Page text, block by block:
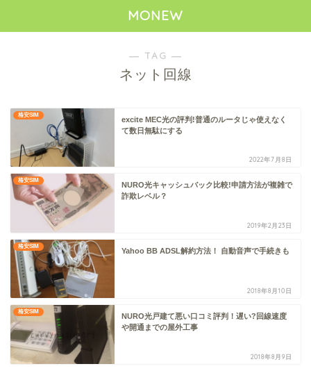
MONEW
― TAG ―
ネット回線
格安SIM
excite MEC光の評判!普通のルータじゃ使えなく
て数日無駄にする
2022年7月8日
格安SIM
NURO光キャッシュバック比較!申請方法が複雑で
詐欺レベル？
2019年2月23日
格安SIM
Yahoo BB ADSL解約方法！ 自動音声で手続きも
2018年8月10日
格安SIM
NURO光戸建て悪い口コミ評判！遅い?回線速度
や開通までの屋外工事
2018年8月9日